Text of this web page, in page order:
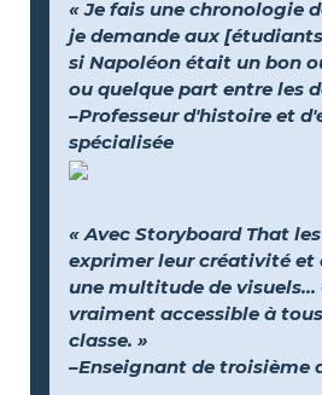
« Je fais une chronologie
je demande aux
si Napoléon était un bon
ou quelque part entre les
–Professeur d'histoire et
spécialisée
« Avec Storyboard That
exprimer leur créativité et
une multitude de visuels…
vraiment accessible à
classe. »
–Enseignant de troisième